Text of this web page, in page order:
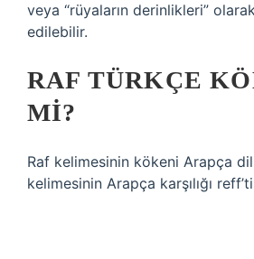
veya “rüyaların derinlikleri”
edilebilir.
RAF TÜRKÇE
MI?
Raf kelimesinin kökeni Arapça
kelimesinin Arapça karşılığı